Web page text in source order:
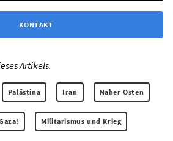
KONTAKT
Artikels:
Palästina Iran Naher Osten
Militarismus und Krieg